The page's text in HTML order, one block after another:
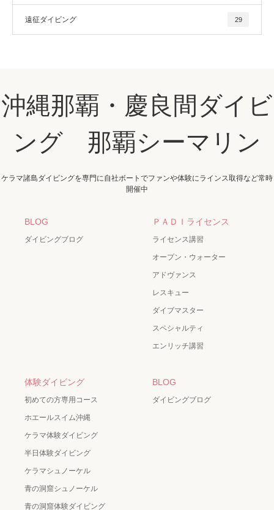
遠征ダイビング 29
沖縄那覇・慶良間ダイビ
ング 那覇シーマリン
ケラマ諸島ダイビングを専門に自社ボートでファンや体験にラインス取得など常時
開催中
BLOG
ダイビングブログ
ＰＡＤＩライセンス
ライセンス講習
オープン・ウォーター
アドヴァンス
レスキュー
ダイブマスター
スペシャルティ
エンリッチ講習
体験ダイビング
初めての方専用コース
ホエールスイム沖縄
ケラマ体験ダイビング
半日体験ダイビング
ケラマシュノーケル
青の洞窟シュノーケル
青の洞窟体験ダイビング
BLOG
ダイビングブログ